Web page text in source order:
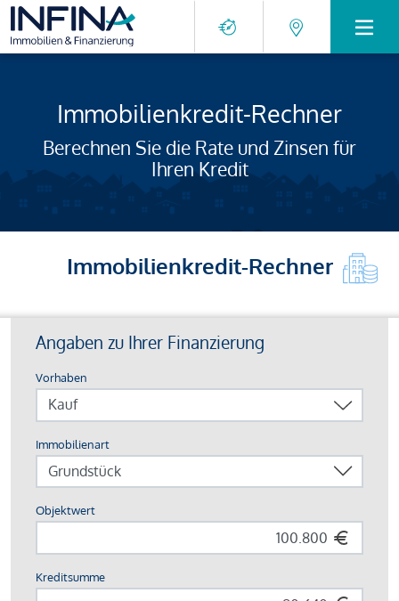
Immobilienkredit-Rechner
Berechnen Sie die Rate und Zinsen für
Ihren Kredit
Immobilienkredit-Rechner